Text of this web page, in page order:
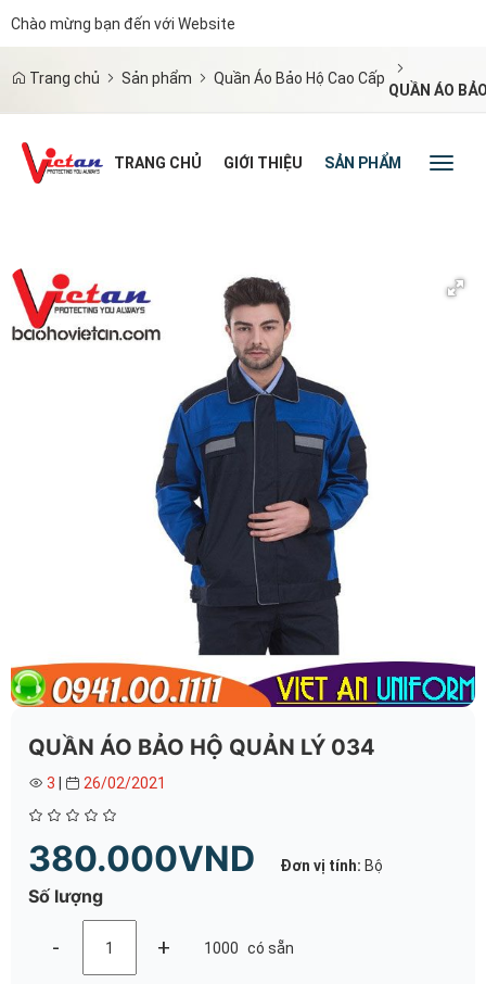
Chào mừng bạn đến với Website
Trang chủ Sản phẩm Quần Áo Bảo Hộ Cao Cấp
QUẦN ÁO
TRANG CHỦ GIỚI THIỆU SẢN PHẨM TIN TỨC
QUẦN ÁO BẢO HỘ QUẢN LÝ 034
3 26/02/2021
380.000VND Đơn vị tính: Bộ
Số lượng
- + 1000 có sẵn